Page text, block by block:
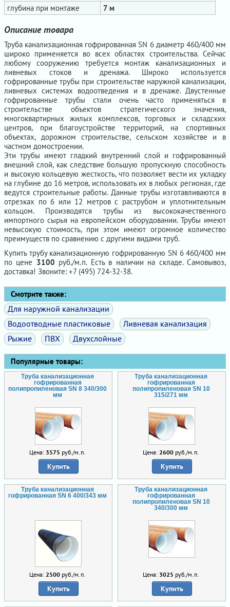
глубина при монтаже
7 м
Описание товара
Труба канализационная гофрированная SN 6 диаметр 460/400 мм
широко применяется во всех областях строительства. Сейчас
любому сооружению требуется монтаж канализационных и
ливневых стоков и дренажа. Широко используется
гофрированные трубы при строительстве наружной канализации,
ливневых системах водоотведения и в дренаже. Двустенные
гофрированные трубы стали очень часто применяться в
строительстве объектов стратегического значения,
многоквартирных жилых комплексов, торговых и складских
центров, при благоустройстве территорий, на спортивных
объектах, дорожном строительстве, сельском хозяйстве и в
частном домостроении.
Эти трубы имеют гладкий внутренний слой и гофрированный
внешний слой, как следствие большую пропускную способность
и высокую кольцевую жесткость, что позволяет вести их укладку
на глубине до 16 метров, использовать их в любых регионах, где
ведутся строительные работы. Данные трубы изготавливаются в
отрезках по 6 или 12 метров с раструбом и уплотнительным
кольцом. Производятся трубы из высококачественного
импортного сырья на европейском оборудовании. Трубы имеют
невысокую стоимость, при этом имеют огромное количество
преимуществ по сравнению с другими видами труб.
Купить трубу канализационную гофрированную SN 6 460/400 мм
по цене 3100 руб./м.п. Есть в наличии на складе. Самовывоз,
доставка! Звоните: +7 (495) 724-32-38.
Смотрите также:
Для наружной канализации
Водоотводные пластиковые
Ливневая канализация
Рыжие
ПВХ Двухслойные
Популярные товары:
Труба канализационная
гофрированная
полипропиленовая SN 8 340/300
мм
Цена: 3575 руб./м.п.
Купить
Труба канализационная
гофрированная
полипропиленовая SN 10
315/271 мм
Цена: 2600руб./м.п.
Купить
Труба канализационная
гофрированная SN 6 400/343 мм
Цена: 2500руб./м.п.
Купить
Труба канализационная
гофрированная
полипропиленовая SN 10
340/300 мм
Цена: 3025 руб./м.п.
Купить